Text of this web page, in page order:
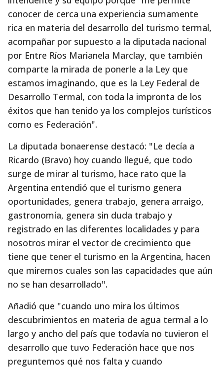
conocer de cerca una experiencia sumamente
rica en materia del desarrollo del turismo termal,
acompañar por supuesto a la diputada nacional
por Entre Ríos Marianela Marclay, que también
comparte la mirada de ponerle a la Ley que
estamos imaginando, que es la Ley Federal de
Desarrollo Termal, con toda la impronta de los
éxitos que han tenido ya los complejos turísticos
como es Federación".
La diputada bonaerense destacó: "Le decía a
Ricardo (Bravo) hoy cuando llegué, que todo
surge de mirar al turismo, hace rato que la
Argentina entendió que el turismo genera
oportunidades, genera trabajo, genera arraigo,
gastronomía, genera sin duda trabajo y
registrado en las diferentes localidades y para
nosotros mirar el vector de crecimiento que
tiene que tener el turismo en la Argentina, hacen
que miremos cuales son las capacidades que aún
no se han desarrollado".
Añadió que "cuando uno mira los últimos
descubrimientos en materia de agua termal a lo
largo y ancho del país que todavía no tuvieron el
desarrollo que tuvo Federación hace que nos
preguntemos qué nos falta y cuando